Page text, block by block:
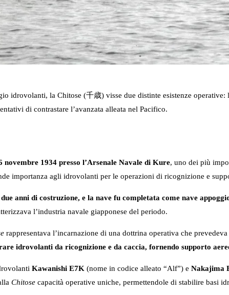
idrovolanti, la Chitose (千歳) visse due distinte esistenze
di contrastare l’avanzata alleata nel Pacifico.
novembre 1934 presso l’Arsenale Navale di Kure, uno dei più
importanza agli idrovolanti per le operazioni di ricognizione e
anni di costruzione, e la nave fu completata come nave
l’industria navale giapponese del periodo.
rappresentava l’incarnazione di una dottrina operativa che
idrovolanti da ricognizione e da caccia, fornendo supporto
Kawanishi E7K (nome in codice alleato “Alf”) e Nakajima
Chitose capacità operative uniche, permettendole di stabilire basi